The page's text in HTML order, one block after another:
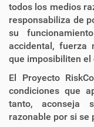
todos los medios
responsabiliza de
su
accidental, fuerza
que imposibiliten el
El Proyecto
condiciones que
tanto, aconseja
razonable por si se